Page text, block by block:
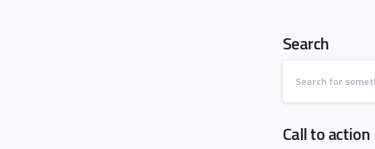
Search
Call to action